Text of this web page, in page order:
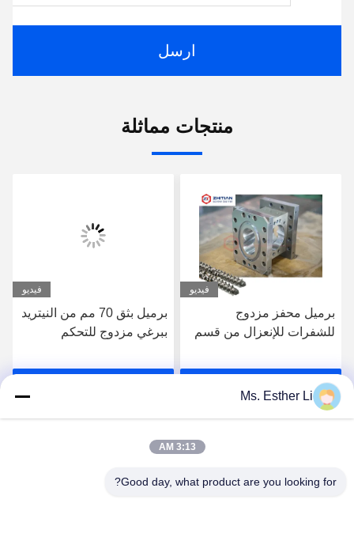
ارسل
منتجات مماثلة
فيديو
برميل محفز مزدوج
للشفرات للإنعزال من قسم
احصل على افضل سعر
فيديو
برميل بثق 70 مم من النيتريد
ببرغي مزدوج للتحكم
Ms. Esther Li
3:13 AM
Good day, what product are you looking for?